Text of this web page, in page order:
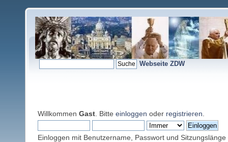
Webseite ZDW
Willkommen Gast . Bitte einloggen oder registrieren
Einloggen mit Benutzername, Passwort und Sitzungslänge